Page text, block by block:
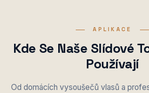
APLIKACE
Kde Se Naše Slídové
Používají
Od domácích vysoušečů vlasů a